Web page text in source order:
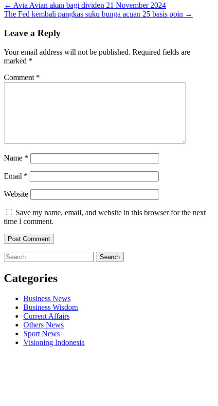
Post
navigation
← Avia Avian akan bagi dividen 21 November 2024
The Fed kembali pangkas suku bunga acuan 25 basis poin →
Leave a Reply
Your email address will not be published. Required fields are
marked *
Comment *
Name *
Email *
Website
Save my name, email, and website in this browser for the next
time I comment.
Search
for:
Categories
Business News
Business Wisdom
Current Affairs
Others News
Sport News
Visioning Indonesia